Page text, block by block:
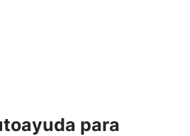
para